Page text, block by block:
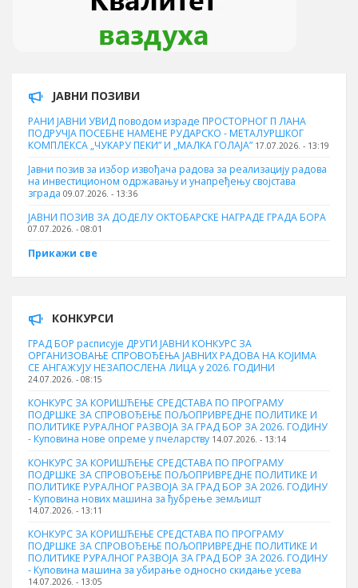
ЈАВНИ ПОЗИВИ
РАНИ ЈАВНИ УВИД поводом израде ПРОСТОРНОГ П ЛАНА
ПОДРУЧЈА ПОСЕБНЕ НАМЕНЕ РУДАРСКО - МЕТАЛУРШКОГ
КОМПЛЕКСА „ЧУКАРУ ПЕКИ” И „МАЛКА ГОЛАЈА” 17.07.2026. - 13:19
Јавни позив за избор извођача радова за реализацију радова
на инвестиционом одржавању и унапређењу својстава
зграда 09.07.2026. - 13:36
ЈАВНИ ПОЗИВ ЗА ДОДЕЛУ ОКТOБАРСКЕ НАГРАДЕ ГРАДА БОРА
07.07.2026. - 08:01
Прикажи све
КОНКУРСИ
ГРАД БОР расписује ДРУГИ ЈАВНИ КОНКУРС ЗА
ОРГАНИЗОВАЊЕ СПРОВОЂЕЊА ЈАВНИХ РАДОВА НА КОЈИМА
СЕ АНГАЖУЈУ НЕЗАПОСЛЕНА ЛИЦА у 2026. ГОДИНИ
24.07.2026. - 08:15
КОНКУРС ЗА КОРИШЋЕЊЕ СРЕДСТАВА ПО ПРОГРАМУ
ПОДРШКЕ ЗА СПРОВОЂЕЊЕ ПОЉОПРИВРЕДНЕ ПОЛИТИКЕ И
ПОЛИТИКЕ РУРАЛНОГ РАЗВОЈА ЗА ГРАД БОР ЗА 2026. ГОДИНУ
- Куповина нове опреме у пчеларству 14.07.2026. - 13:14
КОНКУРС ЗА КОРИШЋЕЊЕ СРЕДСТАВА ПО ПРОГРАМУ
ПОДРШКЕ ЗА СПРОВОЂЕЊЕ ПОЉОПРИВРЕДНЕ ПОЛИТИКЕ И
ПОЛИТИКЕ РУРАЛНОГ РАЗВОЈА ЗА ГРАД БОР ЗА 2026. ГОДИНУ
- Куповина нових машина за ђубрење земљишт
14.07.2026. - 13:11
КОНКУРС ЗА КОРИШЋЕЊЕ СРЕДСТАВА ПО ПРОГРАМУ
ПОДРШКЕ ЗА СПРОВОЂЕЊЕ ПОЉОПРИВРЕДНЕ ПОЛИТИКЕ И
ПОЛИТИКЕ РУРАЛНОГ РАЗВОЈА ЗА ГРАД БОР ЗА 2026. ГОДИНУ
- Куповинa машина за убирање односно скидање усева
14.07.2026. - 13:05